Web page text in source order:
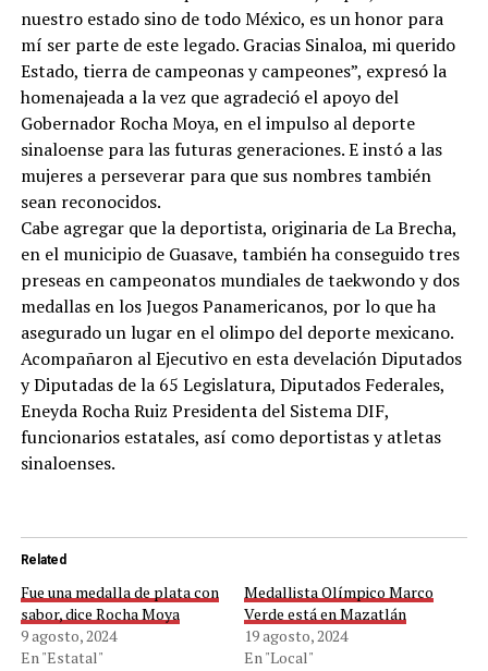
nuestro estado sino de todo México, es un honor para
mí ser parte de este legado. Gracias Sinaloa, mi querido
Estado, tierra de campeonas y campeones”, expresó la
homenajeada a la vez que agradeció el apoyo del
Gobernador Rocha Moya, en el impulso al deporte
sinaloense para las futuras generaciones. E instó a las
mujeres a perseverar para que sus nombres también
sean reconocidos.
Cabe agregar que la deportista, originaria de La Brecha,
en el municipio de Guasave, también ha conseguido tres
preseas en campeonatos mundiales de taekwondo y dos
medallas en los Juegos Panamericanos, por lo que ha
asegurado un lugar en el olimpo del deporte mexicano.
Acompañaron al Ejecutivo en esta develación Diputados
y Diputadas de la 65 Legislatura, Diputados Federales,
Eneyda Rocha Ruiz Presidenta del Sistema DIF,
funcionarios estatales, así como deportistas y atletas
sinaloenses.
Related
Fue una medalla de plata con
sabor, dice Rocha Moya
9 agosto, 2024
En "Estatal"
Medallista Olímpico Marco
Verde está en Mazatlán
19 agosto, 2024
En "Local"